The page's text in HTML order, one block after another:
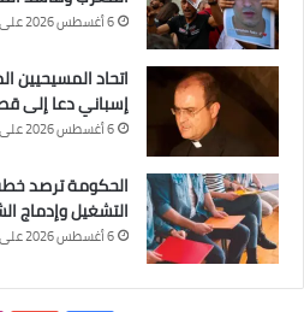
6 أغسطس 2026 على الساعة 6:46 مساءً
اتحاد المسيحيين
إسباني دعا إلى
6 أغسطس 2026 على الساعة 12:12 مساءً
التشغيل وإدماج
6 أغسطس 2026 على الساعة 11:42 صباحًا